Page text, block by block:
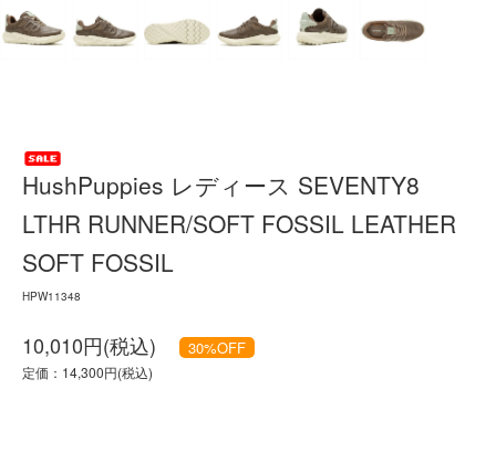
HushPuppies レディース SEVENTY8
LTHR RUNNER/SOFT FOSSIL LEATHER
SOFT FOSSIL
HPW11348
10,010円(税込) 30%OFF
定価：14,300円(税込)